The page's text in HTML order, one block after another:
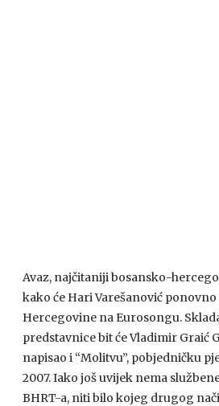
Avaz, najčitaniji bosansko-
kako će Hari Varešanović
Hercegovine na Eurosongu.
predstavnice bit će Vladimir Graić
napisao i “Molitvu”, pobjedničku
2007. Iako još uvijek nema
BHRT-a, niti bilo kojeg drugog